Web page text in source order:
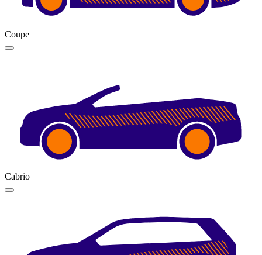
Coupe
Cabrio